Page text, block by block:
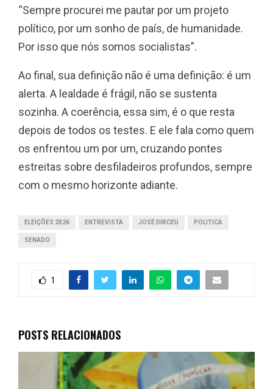
“Sempre procurei me pautar por um projeto
político, por um sonho de país, de humanidade.
Por isso que nós somos socialistas”.
Ao final, sua definição não é uma definição: é um
alerta. A lealdade é frágil, não se sustenta
sozinha. A coerência, essa sim, é o que resta
depois de todos os testes. E ele fala como quem
os enfrentou um por um, cruzando pontes
estreitas sobre desfiladeiros profundos, sempre
com o mesmo horizonte adiante.
ELEIÇÕES 2026 ENTREVISTA JOSÉ DIRCEU POLITICA
SENADO
1
POSTS RELACIONADOS